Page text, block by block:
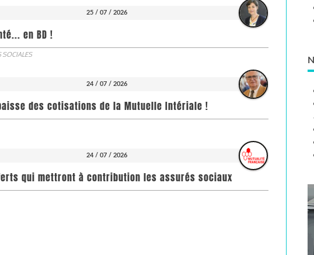
25 / 07 / 2026
en BD !
SOCIALES
24 / 07 / 2026
des cotisations de la Mutuelle Intériale !
24 / 07 / 2026
qui mettront à contribution les assurés sociaux